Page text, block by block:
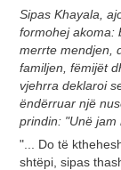
Sipas Khayala,
formohej akoma:
merrte mendjen,
familjen, fëmijët
vjehrra deklaroi
ëndërruar një
prindin: "Unë jam
"... Do të
shtëpi, sipas